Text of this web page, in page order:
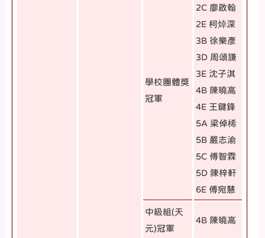
學校團體獎
冠軍
2C 廖啟翰
2E 柯焯深
3B 徐樂彥
3D 周頌謙
3E 沈子淇
4B 陳曉高
4E 王鍵鋒
5A 梁倬桸
5B 嚴志渝
5C 傅智霖
5D 陳梓軒
6E 傅宛慧
中級組(天
元)冠軍
4B 陳曉高